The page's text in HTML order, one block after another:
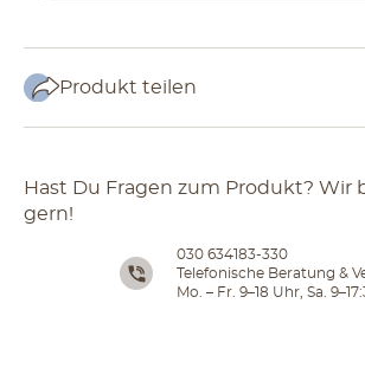
Produkt teilen
Hast Du Fragen zum Produkt? Wir
gern!
030 634183-330
Telefonische Beratung &
Mo. – Fr. 9–18 Uhr, Sa.